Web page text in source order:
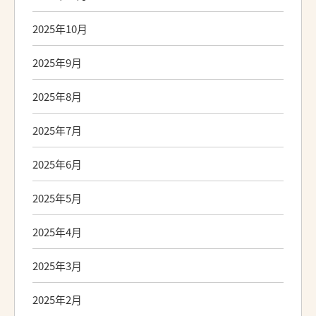
2025年10月
2025年9月
2025年8月
2025年7月
2025年6月
2025年5月
2025年4月
2025年3月
2025年2月